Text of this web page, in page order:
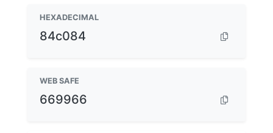
HEXADECIMAL
84c084
WEB SAFE
669966